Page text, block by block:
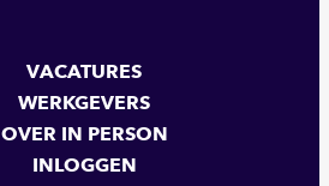
VACATURES
WERKGEVERS
OVER IN PERSON
INLOGGEN